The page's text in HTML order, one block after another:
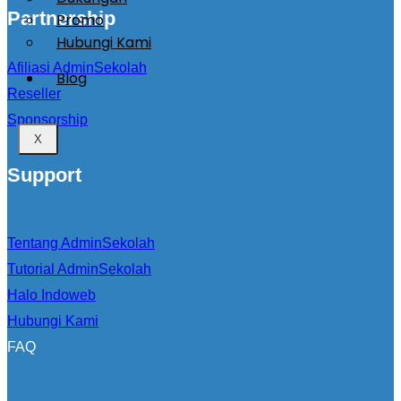
Promo
Hubungi Kami
Blog
X
Partnership
Afiliasi AdminSekolah
Reseller
Sponsorship
Support
Tentang AdminSekolah
Tutorial AdminSekolah
Halo Indoweb
Hubungi Kami
FAQ